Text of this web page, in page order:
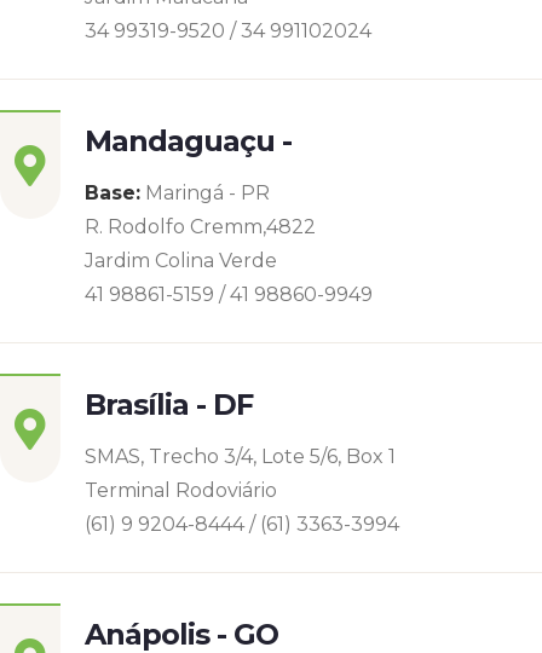
34 99319-9520 / 34 991102024
Mandaguaçu -
Base: Maringá - PR
R. Rodolfo Cremm,4822
Jardim Colina Verde
41 98861-5159 / 41 98860-9949
Brasília - DF
SMAS, Trecho 3/4, Lote 5/6, Box 1
Terminal Rodoviário
(61) 9 9204-8444 / (61) 3363-3994
Anápolis - GO